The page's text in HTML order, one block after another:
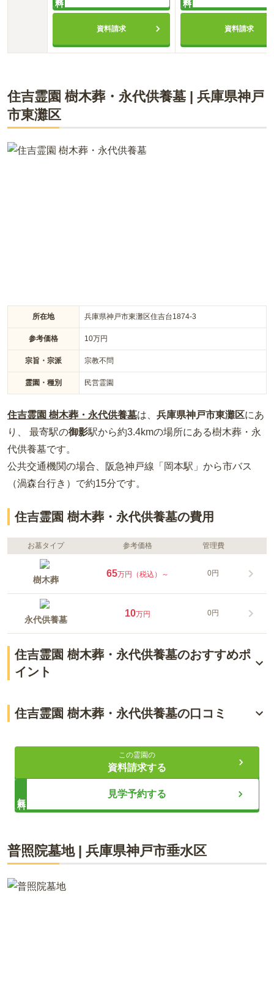
資料請求 資料請求
住吉霊園 樹木葬・永代供養墓 | 兵庫県神戸
市東灘区
所在地 兵庫県神戸市東灘区住吉台1874-3
参考価格 10万円
宗旨・宗派 宗教不問
霊園・種別 民営霊園
住吉霊園 樹木葬・永代供養墓は、 兵庫県神戸市東灘区にあ
り、 最寄駅の御影駅から約3.4kmの場所にある樹木葬・永
代供養墓です。
公共交通機関の場合 、阪急神戸線「岡本駅」から市バス
（渦森台行き）で約15分です。
住吉霊園 樹木葬・永代供養墓の費用
お墓タイプ 参考価格 管理費
樹木葬
65万円（税込）～ 0円
永代供養墓
10万円 0円
住吉霊園 樹木葬・永代供養墓のおすすめポ
イント
安心のバリアフリー設計
ライフドット編集部
する住吉霊園は、市街地からも近く、阪神間で人気の高い公園
墓地です。自然と調和した素晴らしい展望が、訪れる方々の心
を癒します。 今までご好評いただいている一般墓に加え、個別
型の永代供養であるガーデン葬「うらら」が新たにオープンい
住吉霊園 樹木葬・永代供養墓の口コミ
30代・男性
JRの駅からバスが出ていて、霊園の近くまで行ける。また、
霊園内も定期的に巡回のバスが通っているので移動にはそこ
などして動かないと長時間待つもしくは長距離を歩かなけれ
ばならない可能性があるのて注意が必要。
この霊園の
資料請求する
見学予約する
普照院墓地| 兵庫県神戸市垂水区